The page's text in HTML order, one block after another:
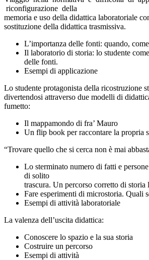
riconfigurazione della
memoria e uso della didattica laboratoriale
sostituzione della didattica trasmissiva.
L’importanza delle fonti: quando,
Il laboratorio di storia: lo studente
delle fonti.
Esempi di applicazione
Lo studente protagonista della ricostruzione
divertendosi attraverso due modelli di
fumetto:
Il mappamondo di fra’ Mauro
Un flip book per raccontare la propria
“Trovare quello che si cerca non è mai
Lo sterminato numero di fatti e
di solito
trascura. Un percorso corretto di storia
Fare esperimenti di microstoria. Quali
Esempi di attività laboratoriale
La valenza dell’uscita didattica:
Conoscere lo spazio e la sua storia
Costruire un percorso
Esempi di attività